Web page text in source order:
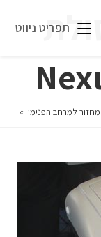
תפריט ניווט
למרחב הפנימי »